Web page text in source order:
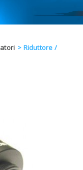
21
EVASI
> Riduttore /